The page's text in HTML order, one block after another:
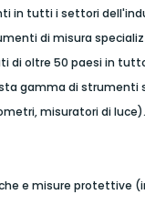
in tutti i settori
di misura
di oltre 50 paesi in
gamma di strumenti
misuratori di luce).
e misure protettive